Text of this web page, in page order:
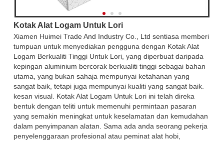
Kotak Alat Logam Untuk Lori
Xiamen Huimei Trade And Industry Co., Ltd sentiasa memberi
tumpuan untuk menyediakan pengguna dengan Kotak Alat
Logam Berkualiti Tinggi Untuk Lori, yang diperbuat daripada
kepingan aluminium bercorak berkualiti tinggi sebagai bahan
utama, yang bukan sahaja mempunyai ketahanan yang
sangat baik, tetapi juga mempunyai kualiti yang sangat baik.
kesan visual. Kotak Alat Logam Untuk Lori ini telah direka
bentuk dengan teliti untuk memenuhi permintaan pasaran
yang semakin meningkat untuk keselamatan dan kemudahan
dalam penyimpanan alatan. Sama ada anda seorang pekerja
penyelenggaraan profesional atau peminat alat hobi,